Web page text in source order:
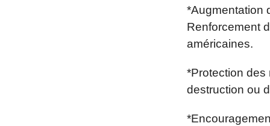
*Augmentation
Renforcement
américaines.
*Protection des
destruction ou